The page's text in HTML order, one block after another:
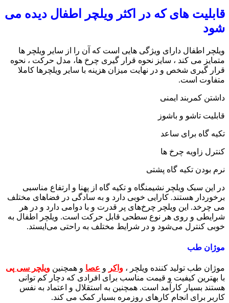
قابلیت های که در اکثر ویلچر اطفال دیده می
شود
ویلچر اطفال دارای ویژگی هایی است که آن را از سایر ویلچر ها
متمایز می کند ، سایز نحوه قرار گیری چرخ ها، مدل حرکت ، نحوه
قرار گیری شخص و در نهایت میزان هزینه با سایر ویلچرها کاملا
متفاوت است.
داشتن کمربند ایمنی
قابلیت تاشو و باشوز
تکیه گاه برای ساعد
کنترل زاویه چرخ ها
نرم بودن تکیه گاه پشتی
در این سبک ویلچر نشیمنگاه و تکیه گاه از پهنا و ارتفاع مناسبی
برخوردار هستند. کارایی خوبی دارد و به سادگی در فضاهای مختلف
می چرخد. این ویلچر چرخ‌های پر قدرت و با دوامی دارد و در هر
شرایطی و روی هر نوع سطحی قابل حرکت است. ویلچر اطفال به
خوبی کنترل می‌شود و در شرایط مختلف به راحتی می‌ایستد.
موژان طب
موژان طب تولید کننده ویلچر ، واکر و عصا و همچنین ویلچر سی پی
با بهترین کیفیت و قیمت مناسب برای افرادی که دچار کم توانی
هستند بسیار کارآمد است. همچنین به استقلال و اعتماد به نفس
کاربر برای انجام کارهای روزمره بسیار کمک می کند.